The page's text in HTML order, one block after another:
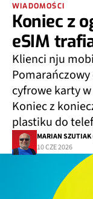
WIADOMOŚCI
Koniec z
eSIM
Klienci nju
cyfrowe karty
Koniec z
plastiku do
MARIAN
10 CZE 2026